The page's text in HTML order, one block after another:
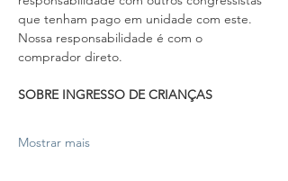
que tenham pago em unidade com este.
Nossa responsabilidade é com o
comprador direto.
SOBRE INGRESSO DE CRIANÇAS
Mostrar mais